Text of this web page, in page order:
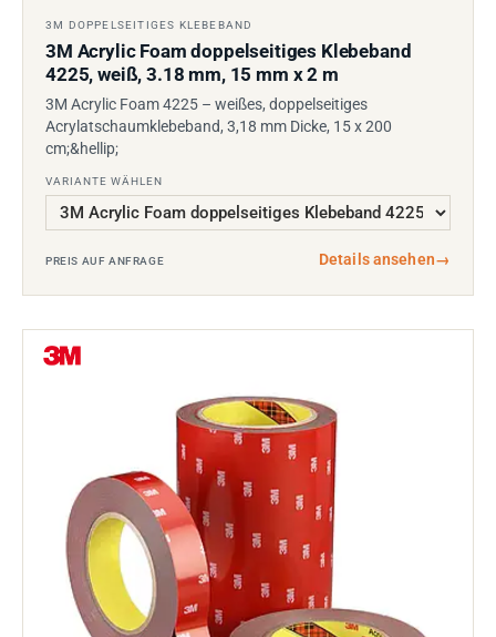
3M DOPPELSEITIGES KLEBEBAND
3M Acrylic Foam doppelseitiges Klebeband
4225, weiß, 3.18 mm, 15 mm x 2 m
3M Acrylic Foam 4225 – weißes, doppelseitiges
Acrylatschaumklebeband, 3,18 mm Dicke, 15 x 200
cm;&hellip;
VARIANTE WÄHLEN
PREIS AUF ANFRAGE Details ansehen→